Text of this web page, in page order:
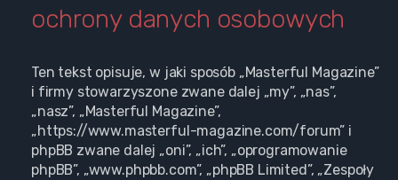
ochrony danych osobowych
Ten tekst opisuje, w jaki sposób „Masterful Magazine”
i firmy stowarzyszone zwane dalej „my”, „nas”,
„nasz”, „Masterful Magazine”,
„https://www.masterful-magazine.com/forum” i
phpBB zwane dalej „oni”, „ich”, „oprogramowanie
phpBB”, „www.phpbb.com”, „phpBB Limited”, „Zespoły